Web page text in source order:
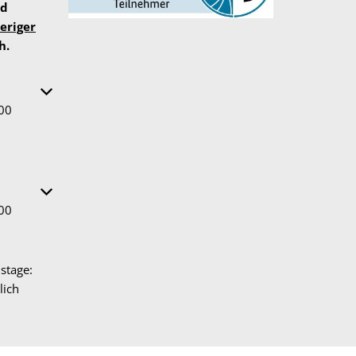
Schließzeiten auszublenden
Schließzeiten auszublenden